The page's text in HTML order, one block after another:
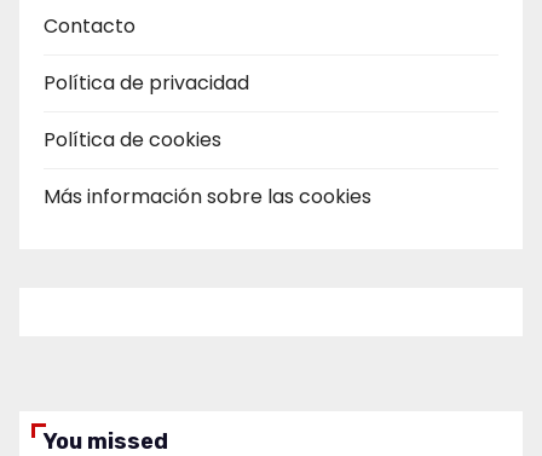
Contacto
Política de privacidad
Política de cookies
Más información sobre las cookies
You missed